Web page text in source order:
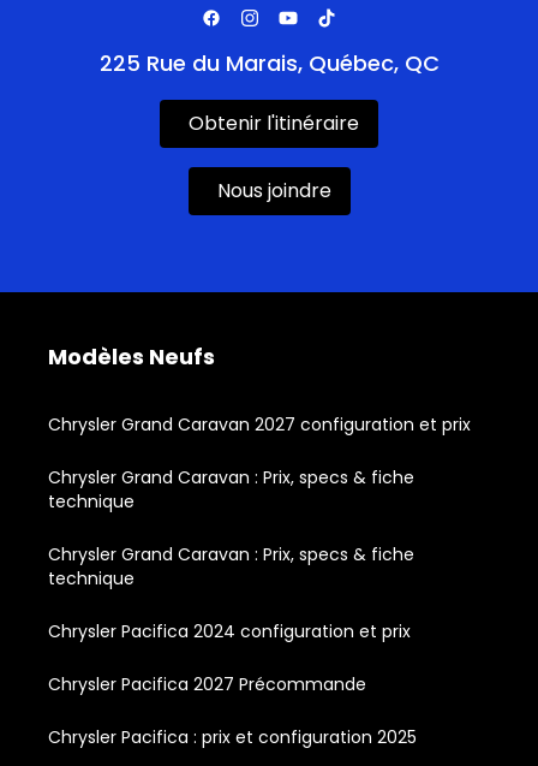
225 Rue du Marais, Québec, QC
Obtenir l'itinéraire
Nous joindre
Modèles Neufs
Chrysler Grand Caravan 2027 configuration et prix
Chrysler Grand Caravan : Prix, specs & fiche
technique
Chrysler Grand Caravan : Prix, specs & fiche
technique
Chrysler Pacifica 2024 configuration et prix
Chrysler Pacifica 2027 Précommande
Chrysler Pacifica : prix et configuration 2025